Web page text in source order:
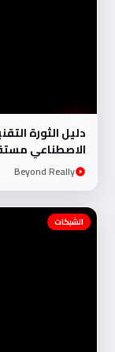
دليل الثورة التقنية
الاصطناعي
Beyond Really
الشبكات